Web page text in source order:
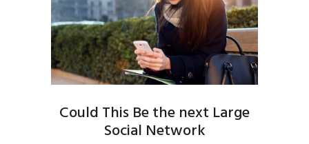
Could This Be the next Large
Social Network